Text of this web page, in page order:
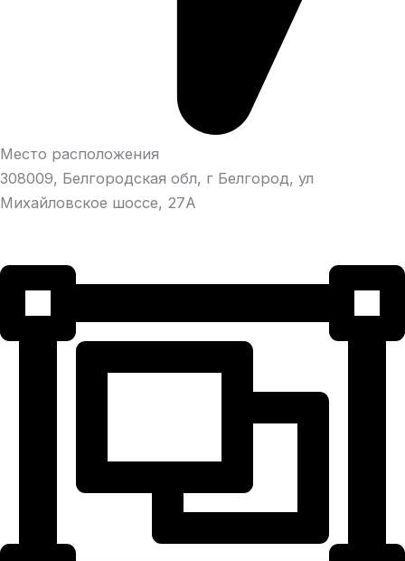
Место расположения
308009, Белгородская обл, г Белгород, ул
Михайловское шоссе, 27А